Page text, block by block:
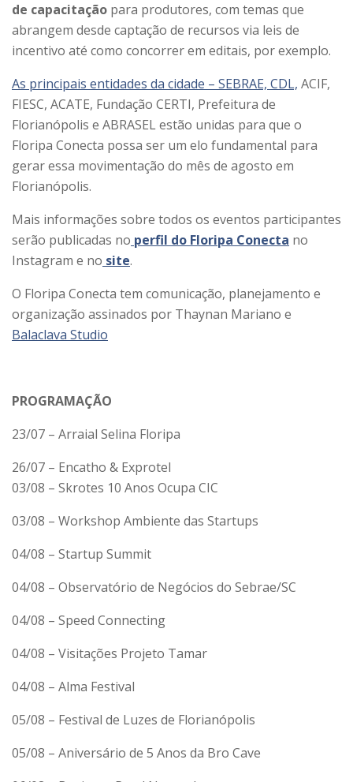
de capacitação para produtores, com temas que
abrangem desde captação de recursos via leis de
incentivo até como concorrer em editais, por exemplo.
As principais entidades da cidade – SEBRAE, CDL, ACIF,
FIESC, ACATE, Fundação CERTI, Prefeitura de
Florianópolis e ABRASEL estão unidas para que o
Floripa Conecta possa ser um elo fundamental para
gerar essa movimentação do mês de agosto em
Florianópolis.
Mais informações sobre todos os eventos participantes
serão publicadas no perfil do Floripa Conecta no
Instagram e no site.
O Floripa Conecta tem comunicação, planejamento e
organização assinados por Thaynan Mariano e
Balaclava Studio
PROGRAMAÇÃO
23/07 – Arraial Selina Floripa
26/07 – Encatho & Exprotel
03/08 – Skrotes 10 Anos Ocupa CIC
03/08 – Workshop Ambiente das Startups
04/08 – Startup Summit
04/08 – Observatório de Negócios do Sebrae/SC
04/08 – Speed Connecting
04/08 – Visitações Projeto Tamar
04/08 – Alma Festival
05/08 – Festival de Luzes de Florianópolis
05/08 – Aniversário de 5 Anos da Bro Cave